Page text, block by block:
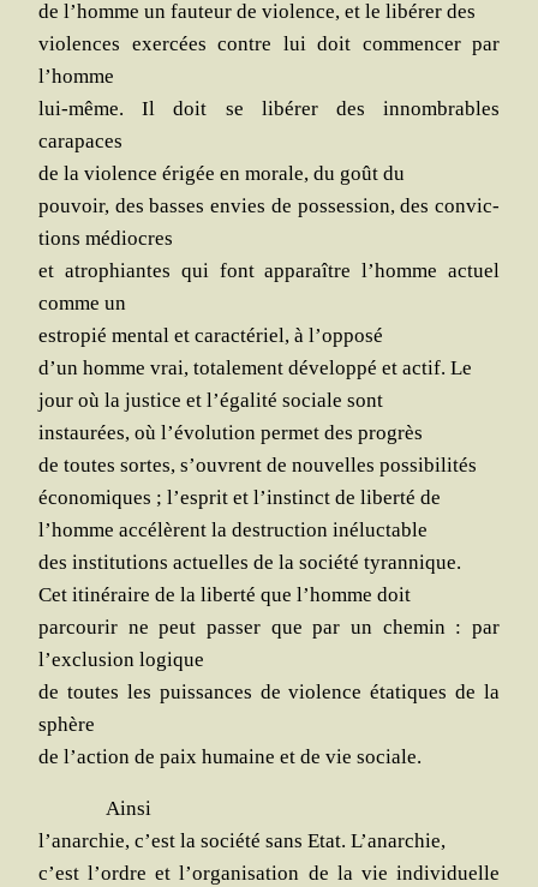
de l’homme un fau­teur de vio­lence, et le libé­rer des
vio­lences exer­cées contre lui doit com­men­cer par
l’homme
lui-même. Il doit se libé­rer des innom­brables
carapaces
de la vio­lence éri­gée en morale, du goût du
pou­voir, des basses envies de pos­ses­sion, des convic­
tions médiocres
et atro­phiantes qui font appa­raître l’homme actuel
comme un
estro­pié men­tal et carac­té­riel, à l’opposé
d’un homme vrai, tota­le­ment déve­lop­pé et actif. Le
jour où la jus­tice et l’égalité sociale sont
ins­tau­rées, où l’évolution per­met des progrès
de toutes sortes, s’ouvrent de nou­velles possibilités
éco­no­miques ; l’esprit et l’instinct de liber­té de
l’homme accé­lèrent la des­truc­tion inéluctable
des ins­ti­tu­tions actuelles de la socié­té tyrannique.
Cet iti­né­raire de la liber­té que l’homme doit
par­cou­rir ne peut pas­ser que par un che­min : par
l’exclusion logique
de toutes les puis­sances de vio­lence éta­tiques de la
sphère
de l’action de paix humaine et de vie sociale.
Ain­si
l’anarchie, c’est la socié­té sans Etat. L’anarchie,
c’est l’ordre et l’organisation de la vie indi­vi­duelle